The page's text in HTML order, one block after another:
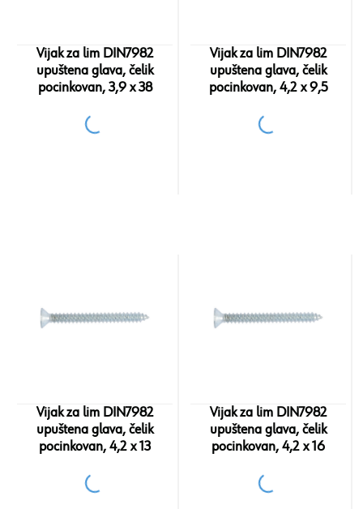
Vijak za lim DIN7982
upuštena glava, čelik
pocinkovan, 3,9 x 38
Vijak za lim DIN7982
upuštena glava, čelik
pocinkovan, 4,2 x 9,5
Vijak za lim DIN7982
upuštena glava, čelik
pocinkovan, 4,2 x 13
Vijak za lim DIN7982
upuštena glava, čelik
pocinkovan, 4,2 x 16